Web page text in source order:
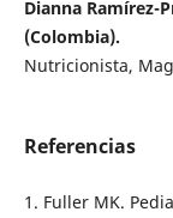
Dianna Ramírez-
(Colombia).
Nutricionista,
Referencias
1. Fuller MK.